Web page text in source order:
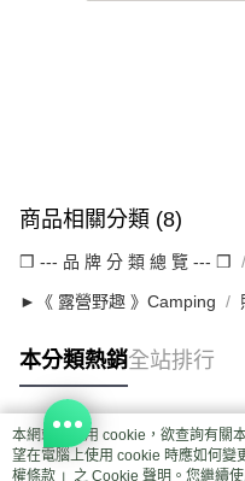
商品相關分類 (8)
❒ --- 品 牌 分 類 總 覽 --- ❒
►《 露營野趣 》Camping
本分類熱銷全站排行
熱門標籤
本網站中使用 cookie，欲查詢有關
望在電腦上使用 cookie 時應如何變
權條款 」之 Cookie 聲明。您繼續